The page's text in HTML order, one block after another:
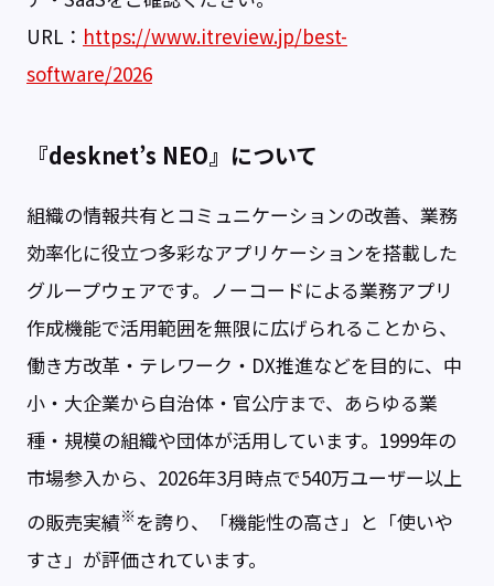
URL： https://www.itreview.jp/best-
software/2026
『desknet’s NEO』について
組織の情報共有とコミュニケーションの改善、業務
効率化に役立つ多彩なアプリケーションを搭載した
グループウェアです。ノーコードによる業務アプリ
作成機能で活用範囲を無限に広げられることから、
働き方改革・テレワーク・DX推進などを目的に、中
小・大企業から自治体・官公庁まで、あらゆる業
種・規模の組織や団体が活用しています。1999年の
市場参入から、2026年3月時点で540万ユーザー以上
の販売実績※を誇り、「機能性の高さ」と「使いや
すさ」が評価されています。